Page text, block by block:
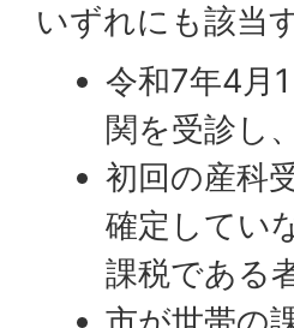
いずれにも該当
令和7年4月
関を受診し
初回の産科
確定してい
課税である